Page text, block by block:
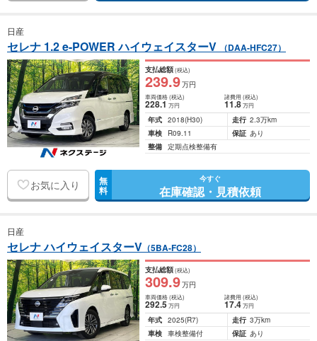
日産
セレナ 1.2 e-POWER ハイウェイスターV （DAA-HFC27）
支払総額(税込)
239.9万円
車両価格(税込)
228.1万円
諸費用 (税込)
11.8 万円
年式 2018(H30) 走行 2.3万km
車検
R09.11 保証 あり
整備 定期点検整備有
お気に入り 無
料
今すぐ
在庫確認・見積依頼
日産
セレナ ハイウェイスターV （5BA-FC28）
支払総額(税込)
309.9万円
車両価格(税込)
292.5万円
諸費用 (税込)
17.4 万円
年式 2025(R7) 走行 3万km
車検 車検整備付 保証 あり